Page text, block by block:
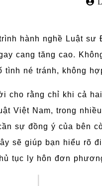
hành nghề Luật sư
cang tăng cao.
tình né tránh, không
cho rằng chỉ khi cả
Việt Nam, trong
sự đồng ý của bên
sẽ giúp bạn hiểu rõ
tục ly hôn đơn